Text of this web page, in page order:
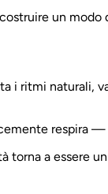
un modo
i ritmi
respira
torna a essere